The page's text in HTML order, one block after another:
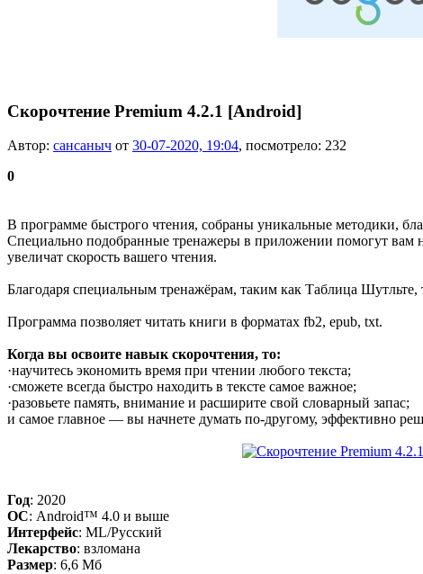
Скорочтение Premium 4.2.1 [Android]
Автор: сансаныч от 30-07-2020, 19:04, посмотрело: 232
0
В программе быстрого чтения, собраны уникальные методики,
Специально подобранные тренажеры в приложении помогут вам
увеличат скорость вашего чтения.
Благодаря специальным тренажёрам, таким как Таблица
Программа позволяет читать книги в форматах fb2, epub, txt.
Когда вы освоите навык скорочтения, то:
·научитесь экономить время при чтении любого текста;
·сможете всегда быстро находить в тексте самое важное;
·разовьете память, внимание и расширите свой словарный запас;
и самое главное — вы начнете думать по-другому, эффективно
Год: 2020
OС: Android™ 4.0 и выше
Интерфейс: ML/Русский
Лекарство: взломана
Размер: 6,6 Мб